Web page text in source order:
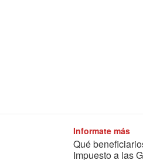
Informate más
Qué
Impuesto a las